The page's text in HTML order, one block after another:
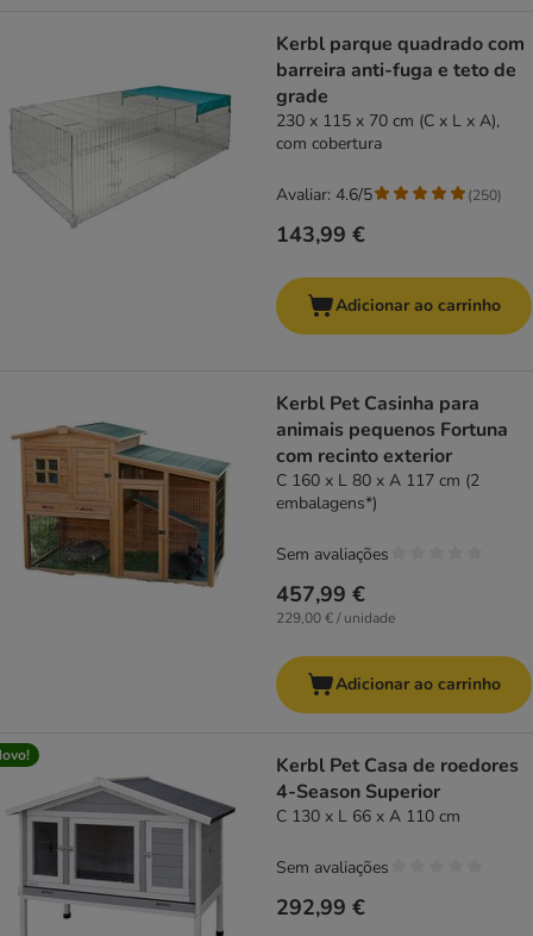
Kerbl parque quadrado com
barreira anti-fuga e teto de
grade
230 x 115 x 70 cm (C x L x A),
com cobertura
143,99 €
Avaliar: 4.6/5 (250)
Adicionar ao carrinho
Kerbl Pet Casinha para
animais pequenos Fortuna
com recinto exterior
C 160 x L 80 x A 117 cm (2
embalagens*)
457,99 €
229,00 € / unidade
Sem avaliações
Adicionar ao carrinho
Kerbl Pet Casa de roedores
4-Season Superior
C 130 x L 66 x A 110 cm
292,99 €
Sem avaliações